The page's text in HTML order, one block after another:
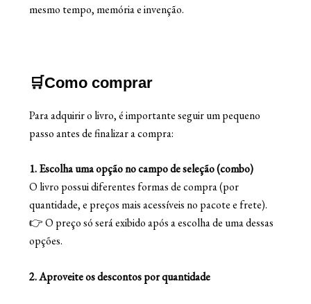
mesmo tempo, memória e invenção.
🛒Como comprar
Para adquirir o livro, é importante seguir um pequeno
passo antes de finalizar a compra:
1. Escolha uma opção no campo de seleção (combo)
O livro possui diferentes formas de compra (por
quantidade, e preços mais acessíveis no pacote e frete).
👉 O preço só será exibido após a escolha de uma dessas
opções.
2. Aproveite os descontos por quantidade